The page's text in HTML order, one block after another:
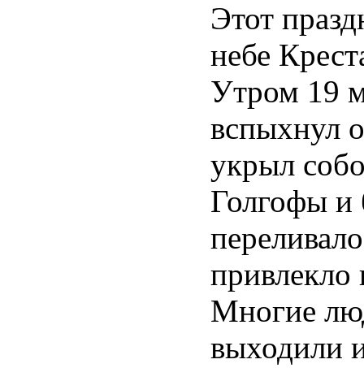
Этот
небе
Утром 19
вспыхнул
укрыл
Голгофы и
привлекло
Многие
выходили